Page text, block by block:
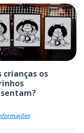
crianças os